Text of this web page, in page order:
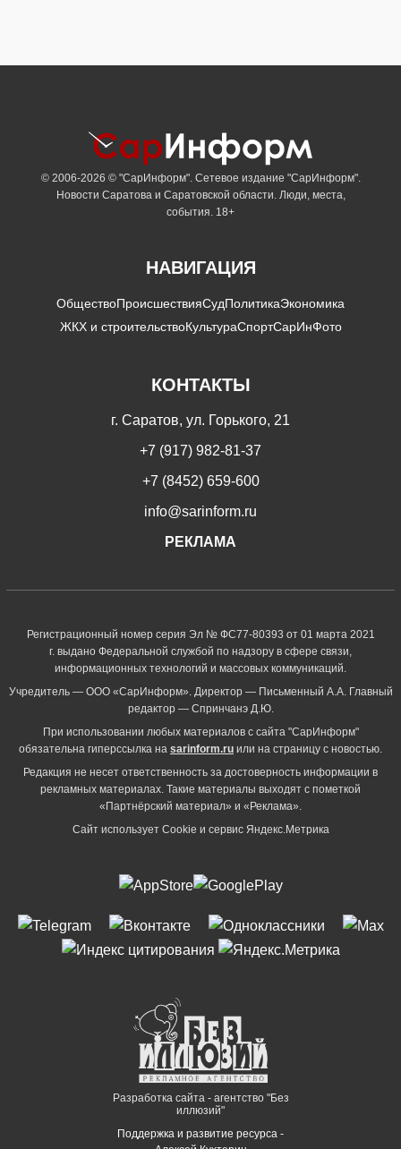
© 2006-2026 © "СарИнформ". Сетевое издание "СарИнформ".
Новости Саратова и Саратовской области. Люди, места,
события. 18+
НАВИГАЦИЯ
ОбществоПроисшествияСудПолитикаЭкономика
ЖКХ и строительствоКультураСпортСарИнФото
КОНТАКТЫ
г. Саратов, ул. Горького, 21
+7 (917) 982-81-37
+7 (8452) 659-600
info@sarinform.ru
РЕКЛАМА
Регистрационный номер серия Эл № ФС77-80393 от 01 марта 2021
г. выдано Федеральной службой по надзору в сфере связи,
информационных технологий и массовых коммуникаций.
Учредитель — ООО «СарИнформ». Директор — Письменный А.А. Главный
редактор — Спринчанэ Д.Ю.
При использовании любых материалов с сайта "СарИнформ"
обязательна гиперссылка на sarinform.ru или на страницу с новостью.
Редакция не несет ответственность за достоверность информации в
рекламных материалах. Такие материалы выходят с пометкой
«Партнёрский материал» и «Реклама».
Сайт использует Cookie и сервиc Яндекс.Метрика
Разработка сайта - агентство "Без
иллюзий"
Поддержка и развитие ресурса -